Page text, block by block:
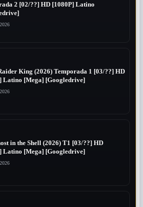
2 [02/??] HD [1080P] Latino
King (2026) Temporada 1 [03/??] HD
Latino [Mega] [Googledrive]
in the Shell (2026) T1 [03/??] HD
Latino [Mega] [Googledrive]